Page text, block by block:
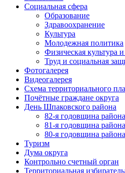
Социальная сфера
Образование
Здравоохранение
Культура
Молодежная политика
Физическая культура
Труд и социальная
Фотогалерея
Видеогалерея
Схема территориального
Почётные граждане округа
День Шпаковского района
82-я годовщина
81-я годовщина
80-я годовщина
Туризм
Дума округа
Контрольно счетный орган
Территориальная